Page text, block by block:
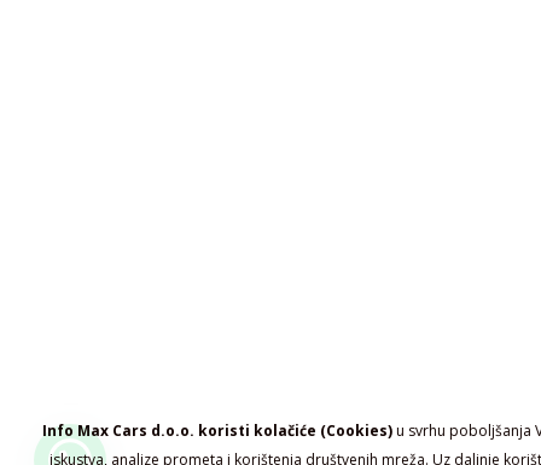
Info Max Cars d.o.o. koristi kolačiće (Cookies)u svrhu poboljšanja
iskustva, analize prometa i korištenja društvenih mreža. Uz daljnje